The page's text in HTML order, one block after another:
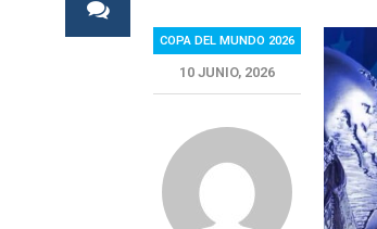
COPA DEL MUNDO 2026
10 JUNIO, 2026